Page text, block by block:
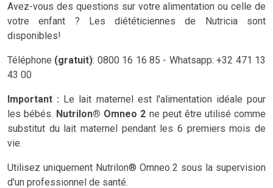
Avez-vous des questions sur votre alimentation ou celle de
votre enfant ? Les diététiciennes de Nutricia sont
disponibles!
Téléphone (gratuit): 0800 16 16 85 - Whatsapp: +32 471 13
43 00
Important : Le lait maternel est l'alimentation idéale pour
les bébés. Nutrilon® Omneo 2 ne peut être utilisé comme
substitut du lait maternel pendant les 6 premiers mois de
vie.
Utilisez uniquement Nutrilon® Omneo 2 sous la supervision
d'un professionnel de santé.